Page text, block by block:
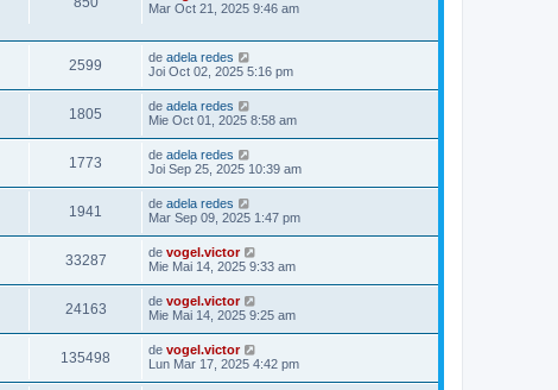
Mar Oct 21, 2025 9:46 am
2599 de adela redes
Joi Oct 02, 2025 5:16 pm
1805 de adela redes
Mie Oct 01, 2025 8:58 am
1773 de adela redes
Joi Sep 25, 2025 10:39 am
1941 de adela redes
Mar Sep 09, 2025 1:47 pm
33287 de vogel.victor
Mie Mai 14, 2025 9:33 am
24163 de vogel.victor
Mie Mai 14, 2025 9:25 am
135498 de vogel.victor
Lun Mar 17, 2025 4:42 pm